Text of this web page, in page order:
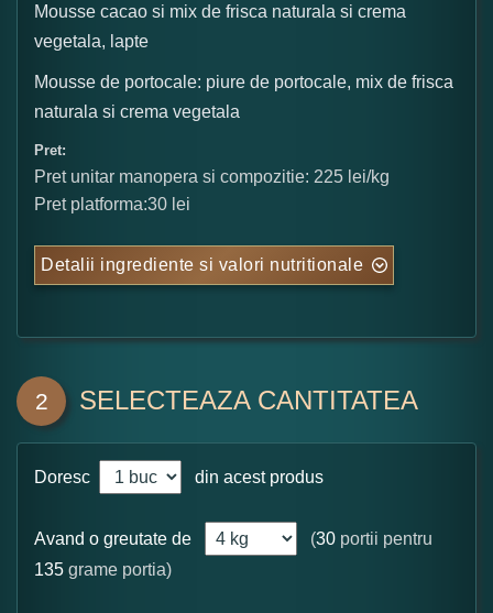
Mousse cacao si mix de frisca naturala si crema
vegetala, lapte
Mousse de portocale: piure de portocale, mix de frisca
naturala si crema vegetala
Pret:
Pret unitar manopera si compozitie: 225 lei/kg
Pret platforma:30 lei
Detalii ingrediente si valori nutritionale
2 SELECTEAZA CANTITATEA
Doresc din acest produs
Avand o greutate de (30 portii pentru
135 grame portia)